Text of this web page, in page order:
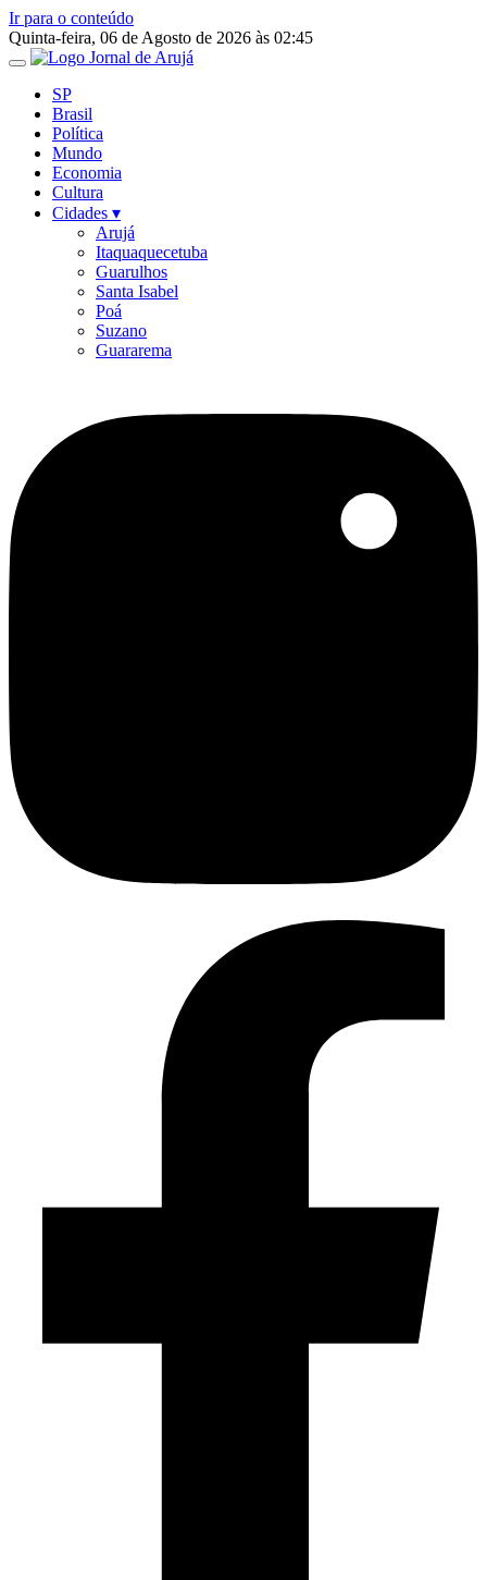
Ir para o conteúdo
Quinta-feira, 06 de Agosto de 2026 às 02:45
SP
Brasil
Política
Mundo
Economia
Cultura
Cidades ▾
Arujá
Itaquaquecetuba
Guarulhos
Santa Isabel
Poá
Suzano
Guararema